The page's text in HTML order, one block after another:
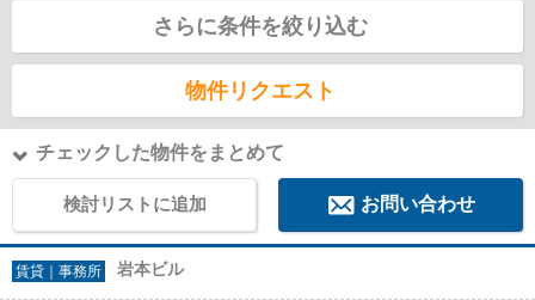
さらに条件を絞り込む
物件リクエスト
チェックした物件をまとめて
検討リストに追加 お問い合わせ
賃貸｜事務所 岩本ビル